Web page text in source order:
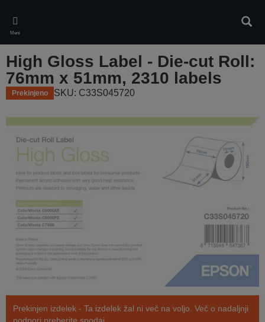
main
content
Meni
High Gloss Label - Die-cut Roll:
76mm x 51mm, 2310 labels
Prekinjeno SKU: C33S045720
Prekinjen izdelek - Ta izdelek žal ni več na voljo. Več o nadaljnji